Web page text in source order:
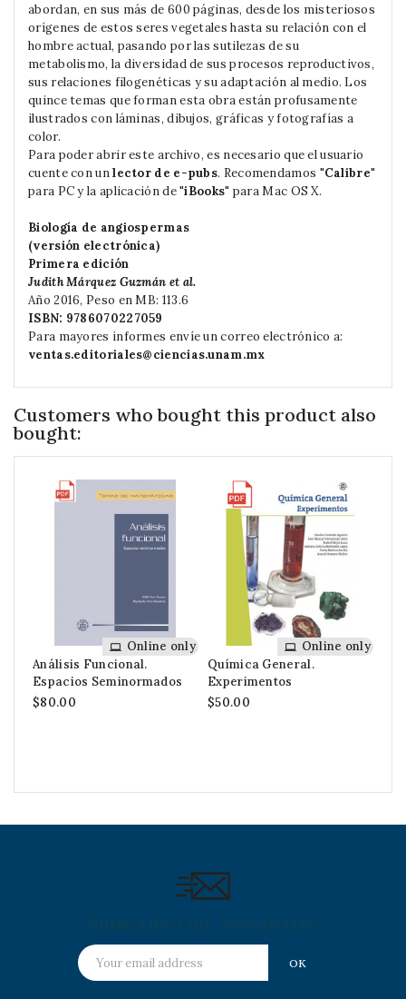
abordan, en sus más de 600 páginas, desde los misteriosos
orígenes de estos seres vegetales hasta su relación con el
hombre actual, pasando por las sutilezas de su
metabolismo, la diversidad de sus procesos reproductivos,
sus relaciones filogenéticas y su adaptación al medio. Los
quince temas que forman esta obra están profusamente
ilustrados con láminas, dibujos, gráficas y fotografías a
color.
Para poder abrir este archivo, es necesario que el usuario
cuente con unlector de e-pubs. Recomendamos "Calibre"
para PC y la aplicación de "iBooks" para Mac OS X.
Biología de angiospermas
(versión electrónica)
Primera edición
Judith Márquez Guzmán et al.
Año 2016, Peso en MB: 113.6
ISBN: 9786070227059
Para mayores informes envíe un correo electrónico a:
ventas.editoriales@ciencias.unam.mx
Customers who bought this product also
bought:
Análisis Funcional.
Espacios Seminormados
$80.00
Online only
Química General.
Experimentos
$50.00
Online only